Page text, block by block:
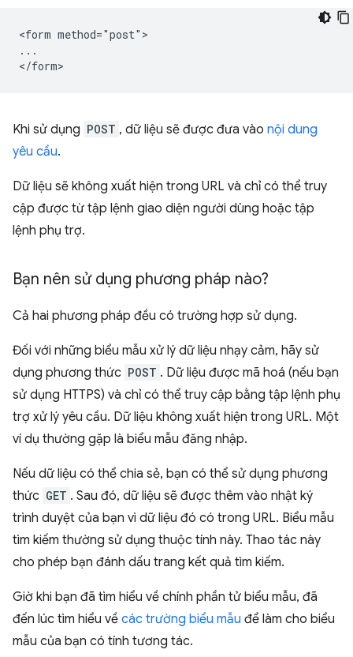
<form method="post">
...
Khi sử dụng POST , dữ liệu sẽ được đưa vào nội dung
yêu cầu.
Dữ liệu sẽ không xuất hiện trong URL và chỉ có thể truy
cập được từ tập lệnh giao diện người dùng hoặc tập
lệnh phụ trợ.
Bạn nên sử dụng phương pháp nào?
Cả hai phương pháp đều có trường hợp sử dụng.
Đối với những biểu mẫu xử lý dữ liệu nhạy cảm, hãy sử
dụng phương thức POST . Dữ liệu được mã hoá (nếu bạn
sử dụng HTTPS) và chỉ có thể truy cập bằng tập lệnh phụ
trợ xử lý yêu cầu. Dữ liệu không xuất hiện trong URL. Một
ví dụ thường gặp là biểu mẫu đăng nhập.
Nếu dữ liệu có thể chia sẻ, bạn có thể sử dụng phương
thức GET . Sau đó, dữ liệu sẽ được thêm vào nhật ký
trình duyệt của bạn vì dữ liệu đó có trong URL. Biểu mẫu
tìm kiếm thường sử dụng thuộc tính này. Thao tác này
cho phép bạn đánh dấu trang kết quả tìm kiếm.
Giờ khi bạn đã tìm hiểu về chính phần tử biểu mẫu, đã
đến lúc tìm hiểu về các trường biểu mẫu để làm cho biểu
mẫu của bạn có tính tương tác.